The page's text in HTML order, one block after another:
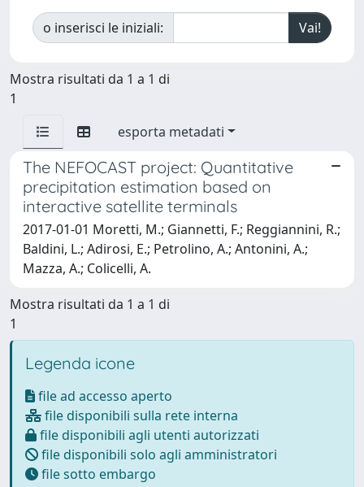
o inserisci le iniziali:
Mostra risultati da 1 a 1 di
1
esporta metadati
The NEFOCAST project: Quantitative
precipitation estimation based on
interactive satellite terminals
2017-01-01 Moretti, M.; Giannetti, F.; Reggiannini, R.;
Baldini, L.; Adirosi, E.; Petrolino, A.; Antonini, A.;
Mazza, A.; Colicelli, A.
Mostra risultati da 1 a 1 di
1
Legenda icone
file ad accesso aperto
file disponibili sulla rete interna
file disponibili agli utenti autorizzati
file disponibili solo agli amministratori
file sotto embargo